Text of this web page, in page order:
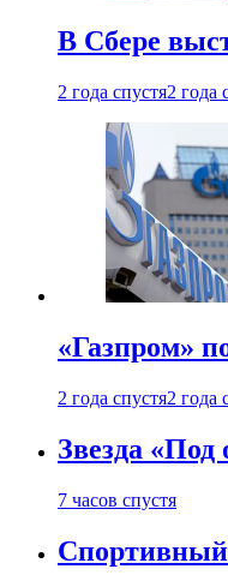
В Сбере
2 года спустя2 года
«Газпром»
2 года спустя2 года
Звезда
7 часов спустя